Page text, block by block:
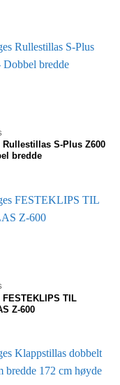
Rullestillas S-Plus Z600
bredde
FESTEKLIPS TIL
Z-600